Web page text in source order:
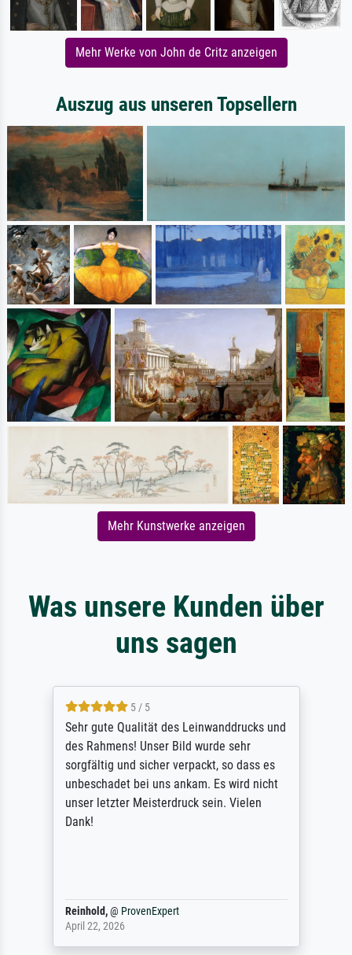
Mehr Werke von John de Critz anzeigen
Auszug aus unseren Topsellern
Mehr Kunstwerke anzeigen
Was unsere Kunden über
uns sagen
5 / 5
Sehr gute Qualität des Leinwanddrucks und
des Rahmens! Unser Bild wurde sehr
sorgfältig und sicher verpackt, so dass es
unbeschadet bei uns ankam. Es wird nicht
unser letzter Meisterdruck sein. Vielen
Dank!
Reinhold,@ ProvenExpert
April 22, 2026